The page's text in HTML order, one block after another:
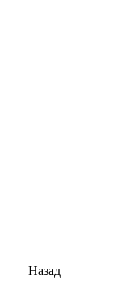
Назад